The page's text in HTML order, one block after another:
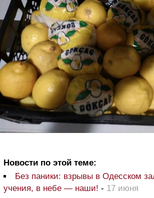
Новости по этой теме:
Без паники: взрывы в Одесском
учения, в небе — наши! - 17 июня